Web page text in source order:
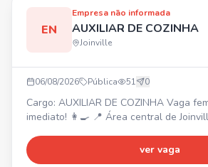
EN
Empresa não informada
AUXILIAR DE COZINHA
Joinville
06/08/2026 Pública 51 0
Cargo: AUXILIAR DE COZINHA Vaga feminina para início
imediato! 👩‍🍳 📍 Área central de
prêmio assiduidade R$ 600 (conforme
Experiência na área e trabalho em
ver vaga